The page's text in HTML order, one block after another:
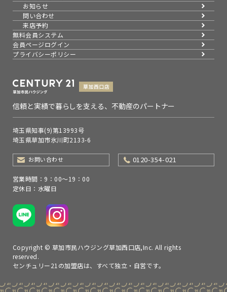
お知らせ
問い合わせ
来店予約
無料会員システム
会員ページログイン
プライバシーポリシー
信頼と実績で暮らしを支える、不動産のパートナー
埼玉県知事(9)第13993号
埼玉県草加市氷川町2133-6
お問い合わせ 0120-354-021
営業時間：9：00～19：00
定休日：水曜日
Copyright © 草加市民ハウジング草加西口店,Inc. All rights
reserved.
センチュリー21の加盟店は、すべて独立・自営です。